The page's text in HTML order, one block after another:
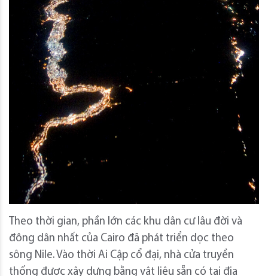
Theo thời gian, phần lớn các khu dân cư lâu đời và
đông dân nhất của Cairo đã phát triển dọc theo
sông Nile. Vào thời Ai Cập cổ đại, nhà cửa truyền
thống được xây dựng bằng vật liệu sẵn có tại địa